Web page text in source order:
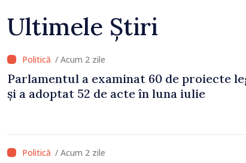
Ultimele Știri
/ Acum 2 zile
Parlamentul a examinat 60 de proiecte
și a adoptat 52 de acte în luna iulie
/ Acum 2 zile